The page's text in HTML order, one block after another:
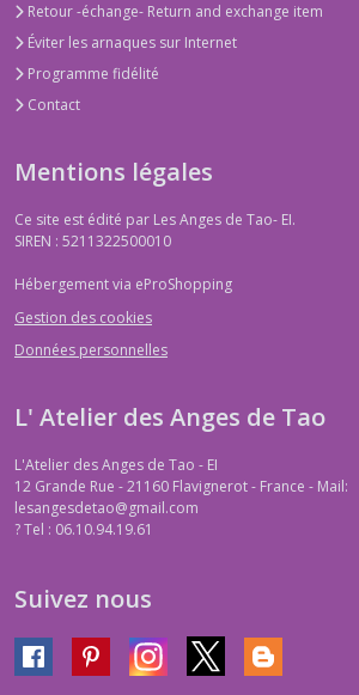
Retour -échange- Return and exchange item
Éviter les arnaques sur Internet
Programme fidélité
Contact
Mentions légales
Ce site est édité par Les Anges de Tao- EI.
SIREN : 5211322500010
Hébergement via eProShopping
Gestion des cookies
Données personnelles
L' Atelier des Anges de Tao
L'Atelier des Anges de Tao - EI
12 Grande Rue - 21160 Flavignerot - France - Mail:
lesangesdetao@gmail.com
?Tel : 06.10.94.19.61
Suivez nous